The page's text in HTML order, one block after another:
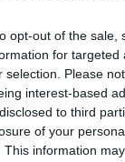
opt-out of the
for
selection. Please
interest-based
to third
of your
This information
És hogy mit
híres sztár?
és érces, de jól
is tud!